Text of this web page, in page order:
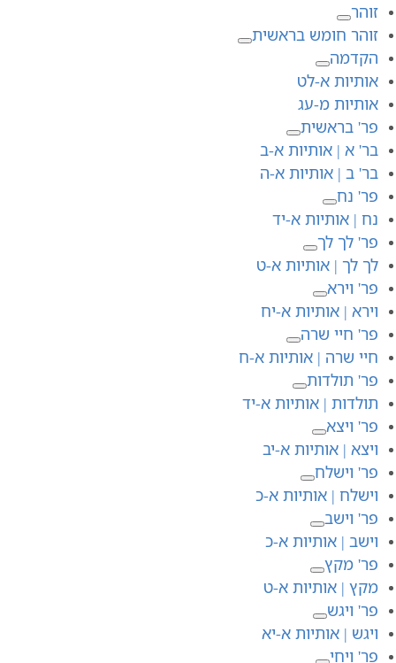
זוהר
זוהר חומש בראשית
הקדמה
אותיות א-לט
אותיות מ-עג
פר' בראשית
בר' א | אותיות א-ב
בר' ב | אותיות א-ה
פר' נח
נח | אותיות א-יד
פר' לך לך
לך לך | אותיות א-ט
פר' וירא
וירא | אותיות א-יח
פר' חיי שרה
חיי שרה | אותיות א-ח
פר' תולדות
תולדות | אותיות א-יד
פר' ויצא
ויצא | אותיות א-יב
פר' וישלח
וישלח | אותיות א-כ
פר' וישב
וישב | אותיות א-כ
פר' מקץ
מקץ | אותיות א-ט
פר' ויגש
ויגש | אותיות א-יא
פר' ויחי